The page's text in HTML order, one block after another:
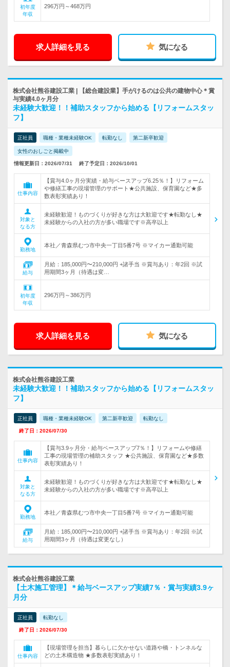
初年度
年収
296万円～468万円
求人詳細を見る 気になる
株式会社熊谷建設工業 | 【総合建設業】手がけるのは公共の建物中心＊賞
与実績4.0ヶ月分
未経験大歓迎！！補助スタッフから始める【リフォームスタッ
フ】
正社員 職種・業種未経験OK 転勤なし 第二新卒歓迎
女性のおしごと掲載中
情報更新日：2026/07/31 終了予定日：2026/10/01
仕事内容
【賞与4.0ヶ月分実績・給与ベースアップ6.25％！】リフォーム
や修繕工事の現場管理のサポート★公共施設、保育園など★多
数表彰実績あり！
対象と
なる方
未経験歓迎！ものづくりが好きな方は大歓迎です★転勤なし★
未経験からの入社の方が多い職場です※高卒以上
勤務地
本社／青森県むつ市中央一丁目5番7号 ※マイカー通勤可能
給与
月給：185,000円〜210,000円 +諸手当 ※賞与あり：年2回 ※試
用期間3ヶ月（待遇は変…
初年度
年収
296万円～386万円
求人詳細を見る 気になる
株式会社熊谷建設工業
未経験大歓迎！！補助スタッフから始める【リフォームスタッ
フ】
正社員 職種・業種未経験OK 第二新卒歓迎 転勤なし
終了日：2026/07/30
仕事内容
【賞与3.9ヶ月分・給与ベースアップ7％！】リフォームや修繕
工事の現場管理の補助スタッフ ★公共施設、保育園など★多数
表彰実績あり！
対象と
なる方
未経験歓迎！ものづくりが好きな方は大歓迎です★転勤なし★
未経験からの入社の方が多い職場です※高卒以上
勤務地
本社／青森県むつ市中央一丁目5番7号 ※マイカー通勤可能
給与
月給：185,000円〜210,000円 +諸手当 ※賞与あり：年2回 ※試
用期間3ヶ月（待遇は変更なし）
株式会社熊谷建設工業
【土木施工管理】＊給与ベースアップ実績7％・賞与実績3.9ヶ
月分
正社員 転勤なし
終了日：2026/07/30
仕事内容
【現場管理を担当】暮らしに欠かせない道路や橋・トンネルな
どの土木構造物 ★多数表彰実績あり！